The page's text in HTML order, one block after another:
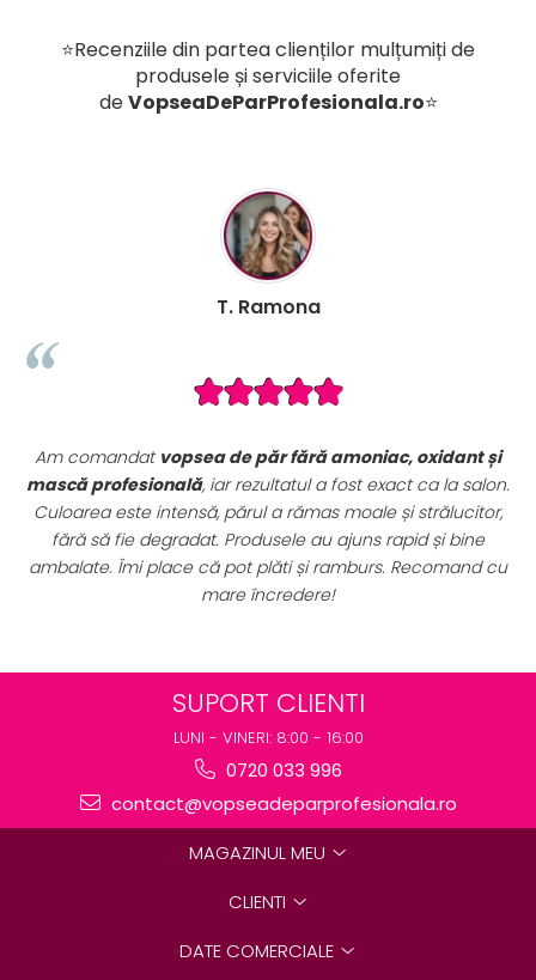
⭐Recenziile din partea clienților mulțumiți de
produsele și serviciile oferite
deVopseaDeParProfesionala.ro⭐
B. Mihaela
Seturile promoționale de pe VopseaDeParProfesionala.ro
sunt extrem de avantajoase. Am achiziționat unset
complet de vopsele profesionale cu oxidanți și nuanțar
perfect pentru uz profesional. Calitate foarte bună la un
preț excelent. Se vede clar că sunt produse originale,
destinate rezultatelor de salon.
SUPORT CLIENTI
LUNI - VINERI: 8:00 - 16:00
0720 033 996
contact@vopseadeparprofesionala.ro
MAGAZINUL MEU
CLIENTI
DATE COMERCIALE